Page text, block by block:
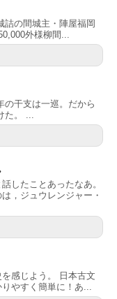
詰の間城主・陣屋福岡
外様柳間...
の干支は一巡。だから
た。 ...
したことあったなあ。
，ジュウレンジャー・
感じよう。 日本古文
やすく簡単に！あ...